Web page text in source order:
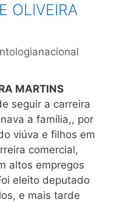
OLIVEIRA
MARTINS
seguir a carreira
a família,, por
viúva e filhos em
comercial,
altos empregos
eleito deputado
e mais tarde